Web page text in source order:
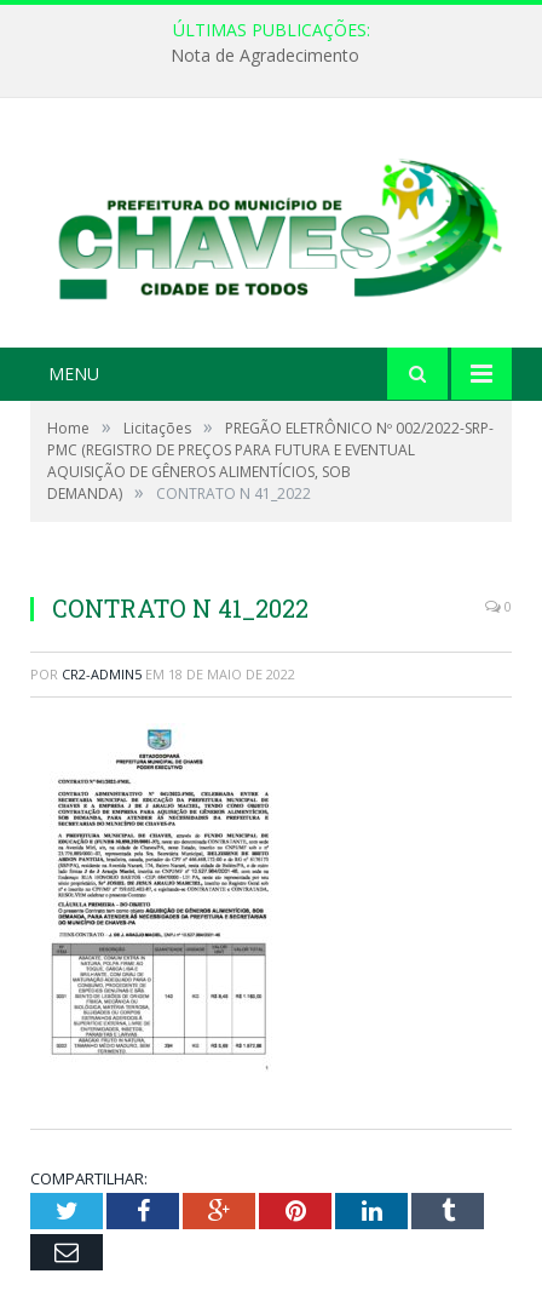
ÚLTIMAS PUBLICAÇÕES:
Nota de Agradecimento
MENU
Home » Licitações »
PREGÃO ELETRÔNICO Nº 002/2022-SRP-
PMC (REGISTRO DE PREÇOS PARA FUTURA E EVENTUAL
AQUISIÇÃO DE GÊNEROS ALIMENTÍCIOS, SOB
DEMANDA) » CONTRATO N 41_2022
CONTRATO N 41_2022 0
POR CR2-ADMIN5 EM 18 DE MAIO DE 2022
COMPARTILHAR:
TwitterFacebookGoogle+PinterestLinkedInTumblr
Email